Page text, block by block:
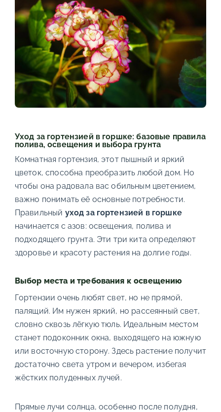
Уход за гортензией в горшке: базовые правила
полива, освещения и выбора грунта
Комнатная гортензия, этот пышный и яркий
цветок, способна преобразить любой дом. Но
чтобы она радовала вас обильным цветением,
важно понимать её основные потребности.
Правильный уход за гортензией в горшке
начинается с азов: освещения, полива и
подходящего грунта. Эти три кита определяют
здоровье и красоту растения на долгие годы.
Выбор места и требования к освещению
Гортензии очень любят свет, но не прямой,
палящий. Им нужен яркий, но рассеянный свет,
словно сквозь лёгкую тюль. Идеальным местом
станет подоконник окна, выходящего на южную
или восточную сторону. Здесь растение получит
достаточно света утром и вечером, избегая
жёстких полуденных лучей.
Прямые лучи солнца, особенно после полудня,